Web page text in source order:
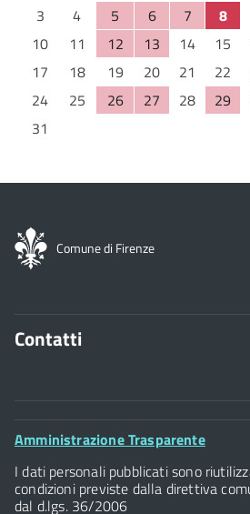
3
4 5 6 7 8
10
11 12 13 14 15
17
18 19 20 21 22
24
25 26 27 28 29
31
Comune di Firenze
Contatti
Comune di Firenze
Palazzo Vecchio
Piazza della Signoria - 50122,
P.IVA 01307110484
Footer
Amministrazione Trasparente
I dati personali pubblicati sono
condizioni previste dalla direttiva
dal d.lgs. 36/2006